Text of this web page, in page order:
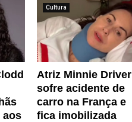
aos
Cultura
Atriz Minnie Driver
sofre acidente de
carro na França e
fica imobilizada